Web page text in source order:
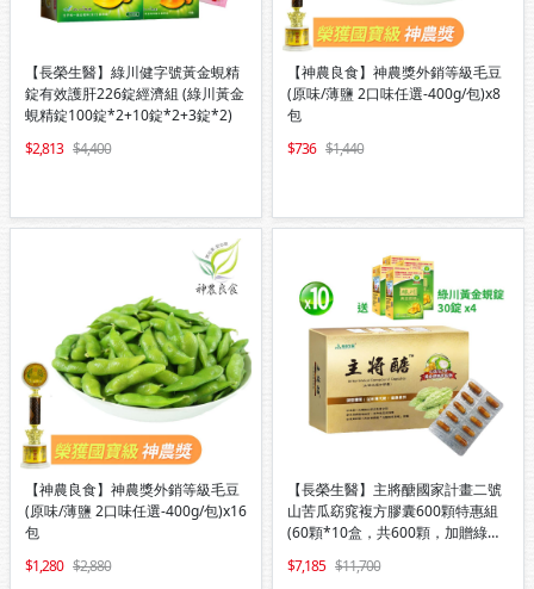
【長榮生醫】綠川健字號黃金蜆精
錠有效護肝226錠經濟組 (綠川黃金
蜆精錠100錠*2+10錠*2+3錠*2)
2,813
4,400
【神農良食】神農獎外銷等級毛豆
(原味/薄鹽 2口味任選-400g/包)x8
包
736
1,440
【神農良食】神農獎外銷等級毛豆
(原味/薄鹽 2口味任選-400g/包)x16
包
1,280
2,880
【長榮生醫】主將醣國家計畫二號
山苦瓜窈窕複方膠囊600顆特惠組
(60顆*10盒，共600顆，加贈綠川
7,185 11,700